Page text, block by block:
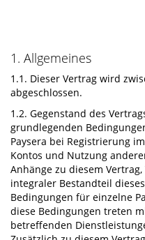
1. Allgemeines
1.1. Dieser Vertrag wird
abgeschlossen.
1.2. Gegenstand des
grundlegenden
Paysera bei Registrierung
Kontos und Nutzung
Anhänge zu diesem
integraler Bestandteil
Bedingungen für einzelne
diese Bedingungen treten
betreffenden